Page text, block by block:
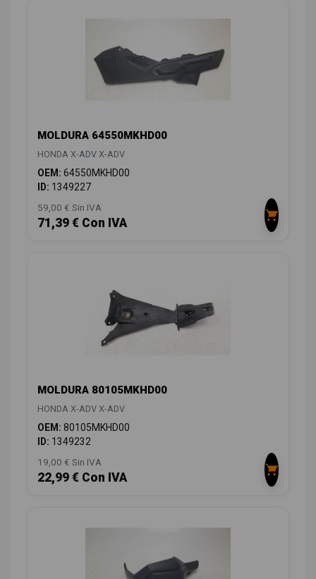
MOLDURA 64550MKHD00
HONDA X-ADV X-ADV
OEM: 64550MKHD00
ID: 1349227
59,00 € Sin IVA
71,39 € Con IVA
MOLDURA 80105MKHD00
HONDA X-ADV X-ADV
OEM: 80105MKHD00
ID: 1349232
19,00 € Sin IVA
22,99 € Con IVA